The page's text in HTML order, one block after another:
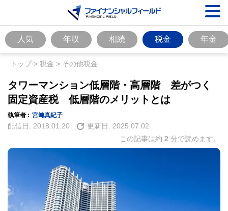
人気 年収 相続 税金 年金
トップ> 税金 > その他税金
タワーマンション低層階・高層階 差がつく
固定資産税 低層階のメリットとは
執筆者 : 宮﨑真紀子
配信日: 2018.01.20 更新日: 2025.07.02
この記事は約 2 分で読めます。